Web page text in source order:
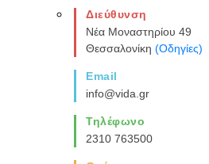
Διεύθυνση
Νέα Μοναστηρίου 49
Θεσσαλονίκη (Οδηγίες)
Email
info@vida.gr
Τηλέφωνο
2310 763500